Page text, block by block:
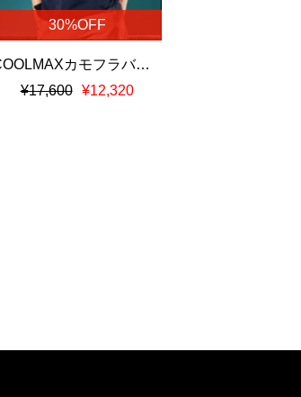
30%OFF
COOLMAXカモフラバニー鹿の子ポロシャツ
¥17,600
¥12,320